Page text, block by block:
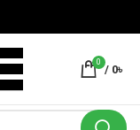
0
/ 0৳